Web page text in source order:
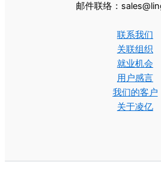
邮件联络：
联系我们
关联组织
就业机会
用户感言
我们的客户
关于凌亿